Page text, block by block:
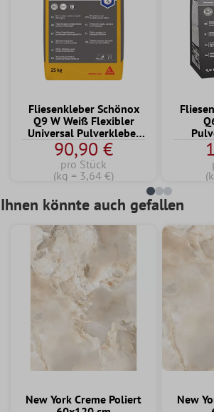
Fliesenkleber Schönox
Q9 W Weiß Flexibler
Universal Pulverkleber
25 KG
90,90 €
pro Stück
(kg = 3,64 €)
Ihnen könnte auch gefallen
New York Creme Poliert
New